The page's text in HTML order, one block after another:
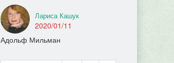
Лариса Кашук
2020/01/11
Адольф Мильман